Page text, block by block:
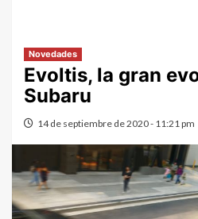
Novedades
Evoltis, la gran
Subaru
14 de septiembre de 2020 - 11:21 pm